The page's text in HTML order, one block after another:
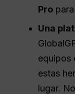
Pro
Una
equipos
estas
lugar.